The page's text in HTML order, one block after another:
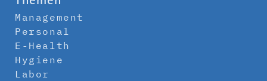
Management
Personal
E-Health
Hygiene
Labor